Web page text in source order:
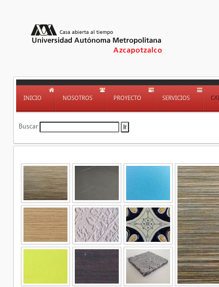
INICIO NOSOTROS PROYECTO SERVICIOS
Buscar